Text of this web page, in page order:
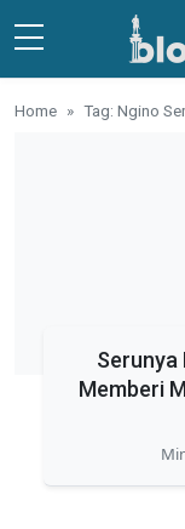
Skip to main
Home Tag: Ngino
Serunya
Memberi